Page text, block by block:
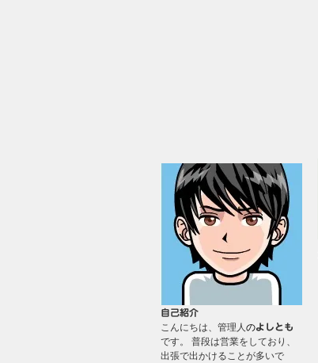
自己紹介
こんにちは、管理人のよしとも
です。 普段は営業をしており、
出張で出かけることが多いで